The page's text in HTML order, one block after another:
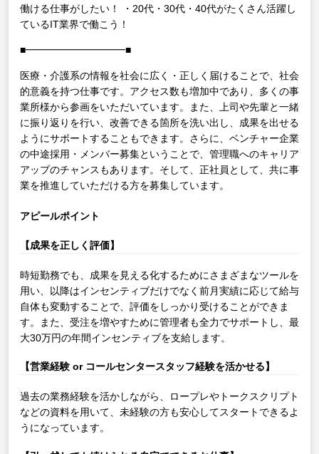
働ける仕事がしたい！
・20代・30代・40代がたくさん活躍し
ているIT業界で働こう！
■━━━━━━━━━━■
医療・介護系の情報を社会に広く・正しく届けることで、社会
的意義を持つ仕事です。アクセス数も増加中であり、多くの事
業所様から参画をいただいています。また、上司や先輩と一緒
に振り返りを行い、改善できる箇所を洗い出し、成果を出せる
ようにサポートすることもできます。さらに、ベンチャー企業
の中途採用・メンバー募集ということで、管理職へのキャリア
アップのチャンスもあります。そして、正社員として、共に事
業を推進していただける方を募集しています。
アピールポイント
【成果を正しく評価】
時短勤務でも、成果を見える化するためにさまざまなツールを
用い、以降はインセンティブだけでなく前月実績に応じて給与
自体も変動することで、評価をしっかり受けることができま
す。また、受注を増やすために管理者も全力でサポートし、最
大30万円の年間インセンティブを支給します。
【営業経験 or コールセンタースタッフ経験を活かせる】
過去の業務経験を活かしながら、ロープレやトークスクリプト
などの資料を用いて、未経験の方も安心してスタートできるよ
うになっています。